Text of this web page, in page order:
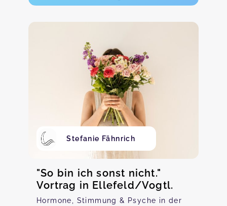
Stefanie Fähnrich
"So bin ich sonst nicht."
Vortrag in Ellefeld/Vogtl.
Hormone, Stimmung & Psyche in der